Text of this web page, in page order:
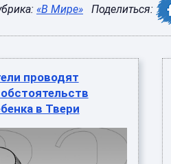
«В Мире» Поделиться:
проводят
в Твери